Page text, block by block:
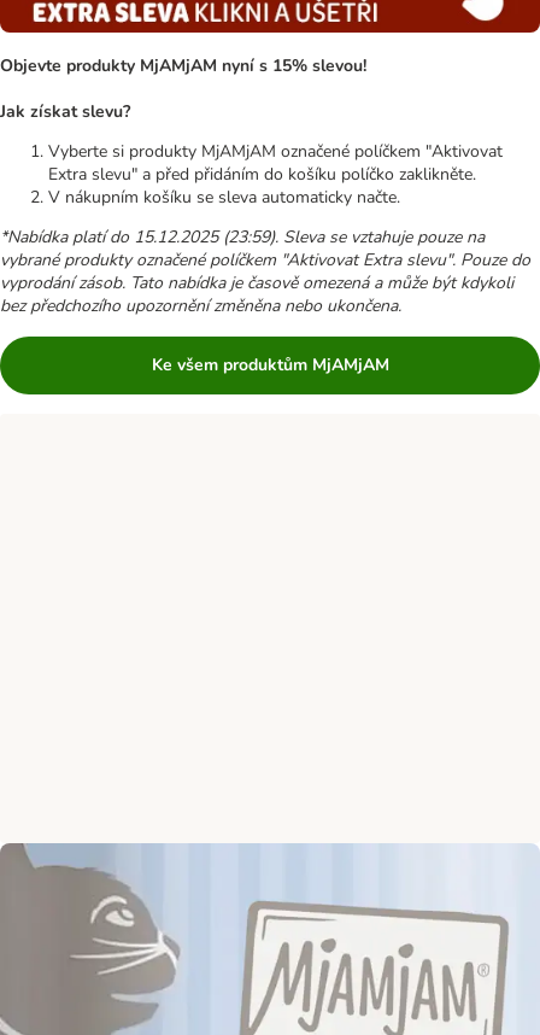
Objevte produkty MjAMjAM nyní s 15% slevou!
Jak získat slevu?
Vyberte si produkty MjAMjAM označené políčkem "Aktivovat
Extra slevu" a před přidáním do košíku políčko zaklikněte.
V nákupním košíku se sleva automaticky načte.
*Nabídka platí do 15.12.2025 (23:59). Sleva se vztahuje pouze na
vybrané produkty označené políčkem "Aktivovat Extra slevu". Pouze do
vyprodání zásob. Tato nabídka je časově omezená a může být kdykoli
bez předchozího upozornění změněna nebo ukončena.
Ke všem produktům MjAMjAM